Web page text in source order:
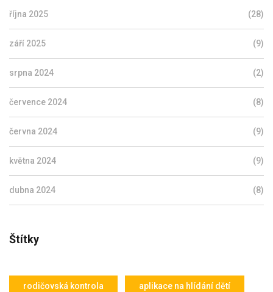
října 2025 (28)
září 2025 (9)
srpna 2024 (2)
července 2024 (8)
června 2024 (9)
května 2024 (9)
dubna 2024 (8)
Štítky
rodičovská kontrola aplikace na hlídání dětí